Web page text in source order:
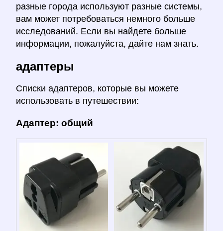
разные города используют разные системы,
вам может потребоваться немного больше
исследований. Если вы найдете больше
информации, пожалуйста, дайте нам знать.
адаптеры
Списки адаптеров, которые вы можете
использовать в путешествии:
Адаптер: общий